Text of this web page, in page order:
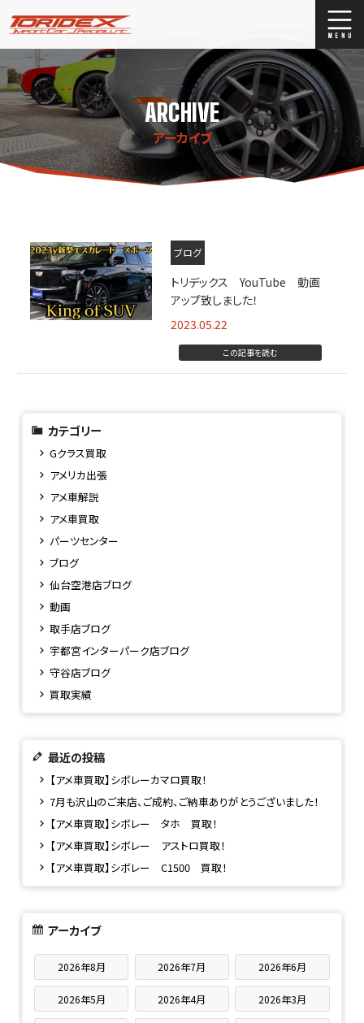
ブログ
Stock list
ストックリスト
買取
ARCHIVE
アーカイブ
ブログ
トリデックス YouTube 動画
アップ致しました！
2023.05.22
この記事を読む
カテゴリー
Gクラス買取
アメリカ出張
アメ車解説
アメ車買取
パーツセンター
ブログ
仙台空港店ブログ
動画
取手店ブログ
宇都宮インターパーク店ブログ
守谷店ブログ
買取実績
最近の投稿
【アメ車買取】シボレーカマロ買取！
7月も沢山のご来店、ご成約、ご納車ありがとうございました！
【アメ車買取】シボレー タホ 買取！
【アメ車買取】シボレー アストロ買取！
【アメ車買取】シボレー C1500 買取！
アーカイブ
2026年8月 2026年7月 2026年6月
2026年5月 2026年4月 2026年3月